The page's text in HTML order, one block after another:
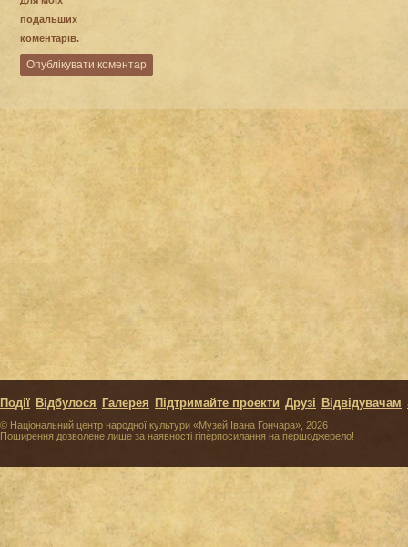
подальших
коментарів.
© Національний центр народної культури «Музей Івана Гончара», 2026
Поширення дозволене лише за наявності гіперпосилання на першоджерело!
Події Відбулося Галерея Підтримайте проекти Друзі Відвідувачам